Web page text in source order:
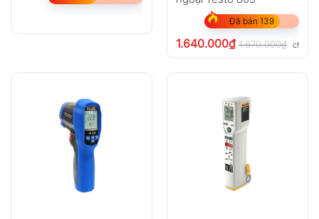
Đã bán 139
1.640.000₫ 1.670.000₫ chưa